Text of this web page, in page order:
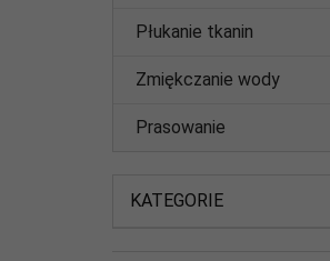
Płukanie tkanin
Zmiękczanie wody
Prasowanie
KATEGORIE